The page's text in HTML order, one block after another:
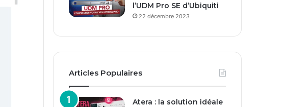
l’UDM Pro SE d’Ubiquiti
22 décembre 2023
Articles Populaires
Atera : la solution idéale